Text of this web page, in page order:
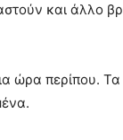
και άλλο
ώρα περίπου.